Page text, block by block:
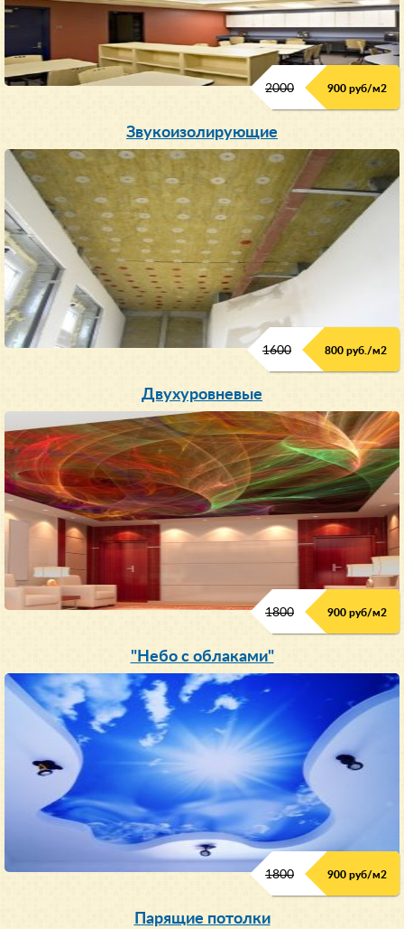
2000 900 руб/м2
Звукоизолирующие
1600 800 руб./м2
Двухуровневые
1800 900 руб/м2
"Небо с облаками"
1800 900 руб/м2
Парящие потолки